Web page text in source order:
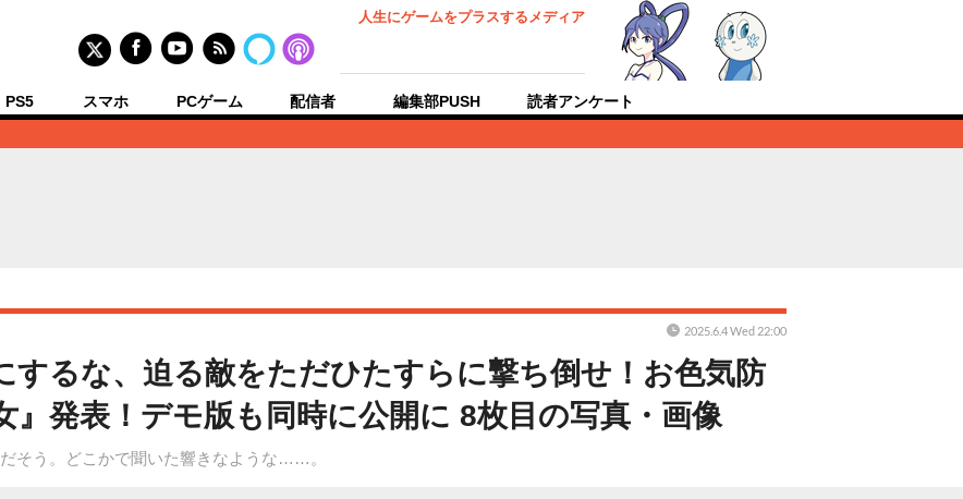
人生にゲームをプラスするメディア
PS5 スマホ PCゲーム 配信者 編集部PUSH 読者アンケート
するな、迫る敵をただひたすらに撃ち倒せ！お色気防
』発表！デモ版も同時に公開に 8枚目の写真・画像
そう。どこかで聞いた響きなような……。
2025.6.4 Wed 22:00